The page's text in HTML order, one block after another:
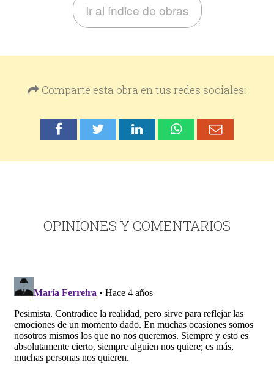
Ir al índice de obras
Comparte esta obra en tus redes sociales:
OPINIONES Y COMENTARIOS